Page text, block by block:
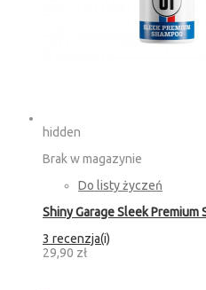
hidden
Brak w magazynie
Do listy życzeń
Shiny Garage Sleek Premium
3 recenzja(i)
29,90 zł